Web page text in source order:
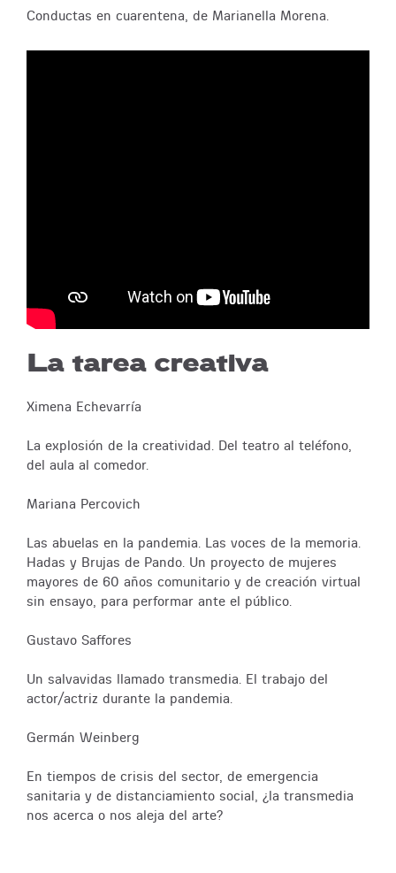
Conductas en cuarentena, de Marianella Morena.
La tarea creativa
Ximena Echevarría
La explosión de la creatividad. Del teatro al teléfono,
del aula al comedor.
Mariana Percovich
Las abuelas en la pandemia. Las voces de la memoria.
Hadas y Brujas de Pando. Un proyecto de mujeres
mayores de 60 años comunitario y de creación virtual
sin ensayo, para performar ante el público.
Gustavo Saffores
Un salvavidas llamado transmedia. El trabajo del
actor/actriz durante la pandemia.
Germán Weinberg
En tiempos de crisis del sector, de emergencia
sanitaria y de distanciamiento social, ¿la transmedia
nos acerca o nos aleja del arte?